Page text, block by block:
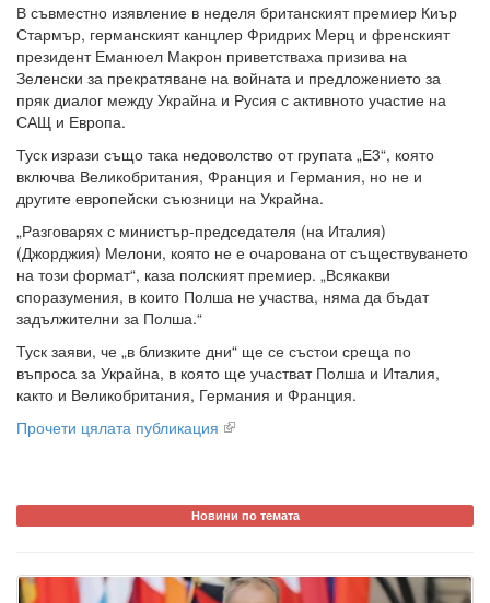
В съвместно изявление в неделя британският премиер Киър
Стармър, германският канцлер Фридрих Мерц и френският
президент Еманюел Макрон приветстваха призива на
Зеленски за прекратяване на войната и предложението за
пряк диалог между Украйна и Русия с активното участие на
САЩ и Европа.
Туск изрази също така недоволство от групата „Е3“, която
включва Великобритания, Франция и Германия, но не и
другите европейски съюзници на Украйна.
„Разговарях с министър-председателя (на Италия)
(Джорджия) Мелони, която не е очарована от съществуването
на този формат“, каза полският премиер. „Всякакви
споразумения, в които Полша не участва, няма да бъдат
задължителни за Полша.“
Туск заяви, че „в близките дни“ ще се състои среща по
въпроса за Украйна, в която ще участват Полша и Италия,
както и Великобритания, Германия и Франция.
Прочети цялата публикация
Новини по темата